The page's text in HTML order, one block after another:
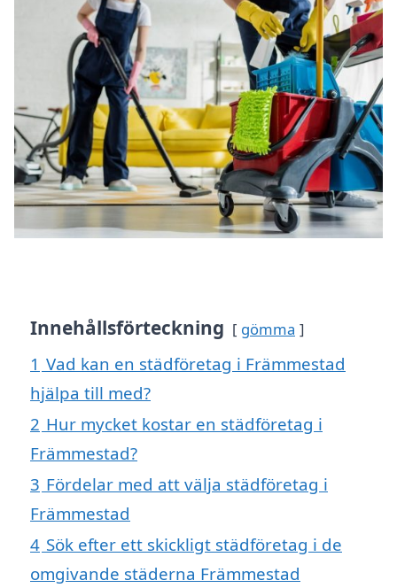
Innehållsförteckning gömma
1 Vad kan en städföretag i Främmestad
hjälpa till med?
2 Hur mycket kostar en städföretag i
Främmestad?
3 Fördelar med att välja städföretag i
Främmestad
4 Sök efter ett skickligt städföretag i de
omgivande städerna Främmestad